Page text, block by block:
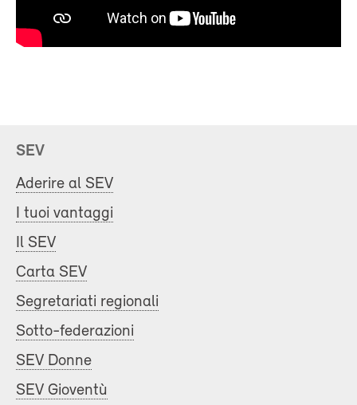
SEV
Aderire al SEV
I tuoi vantaggi
Il SEV
Carta SEV
Segretariati regionali
Sotto-federazioni
SEV Donne
SEV Gioventù